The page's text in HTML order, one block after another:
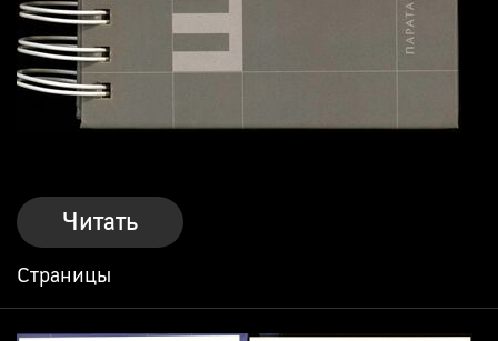
Читать
Страницы